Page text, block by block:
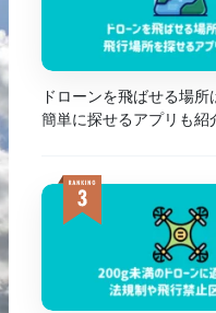
ドローンを飛ばせる場
簡単に探せるアプリも紹